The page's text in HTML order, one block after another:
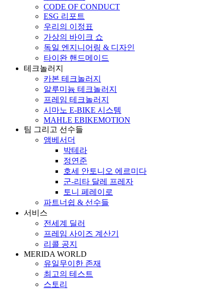
CODE OF CONDUCT
ESG 리포트
우리의 이정표
가상의 바이크 쇼
독일 엔지니어링 & 디자인
타이완 핸드메이드
테크놀러지
카본 테크놀러지
알루미늄 테크놀러지
프레임 테크놀러지
시마노 E-BIKE 시스템
MAHLE EBIKEMOTION
팀 그리고 선수들
앰베서더
박테라
정연준
호세 안토니오 에르미다
군-리타 달레 프레자
토니 페레이로
파트너쉽 & 선수들
서비스
전세계 딜러
프레임 사이즈 계산기
리콜 공지
MERIDA WORLD
유일무이한 존재
최고의 테스트
스토리